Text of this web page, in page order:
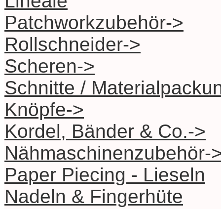
Patchworkzubehör->
Rollschneider->
Scheren->
Schnitte /
Knöpfe->
Kordel, Bänder & Co.->
Nähmaschinenzubehör-
Paper Piecing - Lieseln
Nadeln & Fingerhüte